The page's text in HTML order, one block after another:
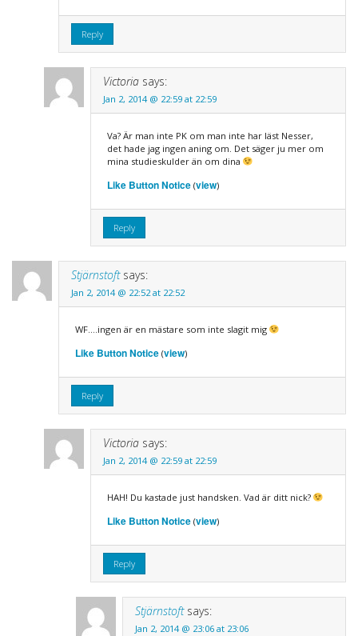
Reply
Victoria says:
Jan 2, 2014 @ 22:59 at 22:59
Va? Är man inte PK om man inte har läst Nesser,
det hade jag ingen aning om. Det säger ju mer om
mina studieskulder än om dina
Like Button Notice(view)
Reply
Stjärnstoft says:
Jan 2, 2014 @ 22:52 at 22:52
WF….ingen är en mästare som inte slagit mig
Like Button Notice(view)
Reply
Victoria says:
Jan 2, 2014 @ 22:59 at 22:59
HAH! Du kastade just handsken. Vad är ditt nick?
Like Button Notice(view)
Reply
Stjärnstoft says:
Jan 2, 2014 @ 23:06 at 23:06